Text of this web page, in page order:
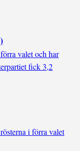
valet och har
fick 3,2
i förra valet